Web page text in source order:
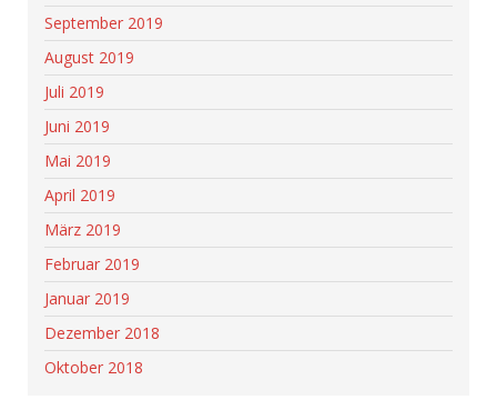
September 2019
August 2019
Juli 2019
Juni 2019
Mai 2019
April 2019
März 2019
Februar 2019
Januar 2019
Dezember 2018
Oktober 2018